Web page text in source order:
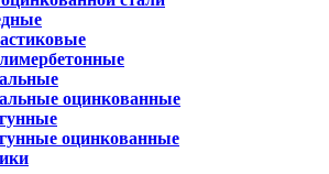
оцинкованные
оцинкованные